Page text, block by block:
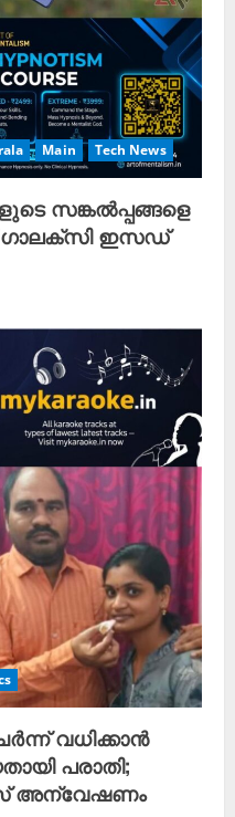
Main Tech News
സങ്കൽപ്പങ്ങളെ
ഗാലക്സി ഇസഡ്
വധിക്കാൻ
പരാതി;
അന്വേഷണം